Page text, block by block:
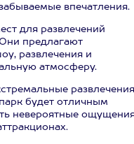
впечатления.
для развлечений
предлагают
развлечения и
атмосферу.
будет отличным
невероятные